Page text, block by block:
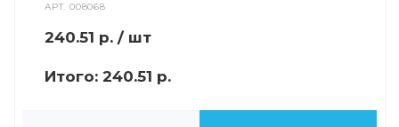
АРТ.008068
240.51 р. / шт
Итого: 240.51 р.